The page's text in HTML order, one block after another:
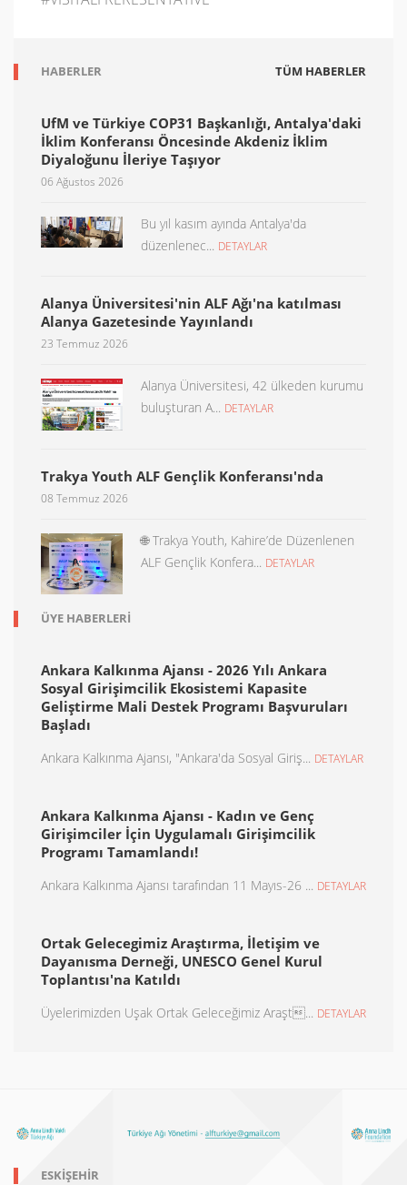
HABERLER TÜM HABERLER
UfM ve Türkiye COP31 Başkanlığı, Antalya'daki
İklim Konferansı Öncesinde Akdeniz İklim
Diyaloğunu İleriye Taşıyor
06 Ağustos 2026
Bu yıl kasım ayında Antalya'da
düzenlenec... DETAYLAR
Alanya Üniversitesi'nin ALF Ağı'na katılması
Alanya Gazetesinde Yayınlandı
23 Temmuz 2026
Alanya Üniversitesi, 42 ülkeden kurumu
buluşturan A... DETAYLAR
Trakya Youth ALF Gençlik Konferansı'nda
08 Temmuz 2026
🌐 Trakya Youth, Kahire’de Düzenlenen
ALF Gençlik Konfera... DETAYLAR
ÜYE HABERLERI
Ankara Kalkınma Ajansı - 2026 Yılı Ankara
Sosyal Girişimcilik Ekosistemi Kapasite
Geliştirme Mali Destek Programı Başvuruları
Başladı
Ankara Kalkınma Ajansı, "Ankara'da Sosyal Giriş... DETAYLAR
Ankara Kalkınma Ajansı - Kadın ve Genç
Girişimciler İçin Uygulamalı Girişimcilik
Programı Tamamlandı!
Ankara Kalkınma Ajansı tarafından 11 Mayıs-26 ... DETAYLAR
Ortak Gelecegimiz Araştırma, İletişim ve
Dayanısma Derneği, UNESCO Genel Kurul
Toplantısı'na Katıldı
Üyelerimizden Uşak Ortak Geleceğimiz Araşt... DETAYLAR
ESKIŞEHIR